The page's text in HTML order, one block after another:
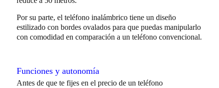
Por su parte, el teléfono inalámbrico tiene un diseño
estilizado con bordes ovalados para que puedas manipularlo
con comodidad en comparación a un teléfono convencional.
Funciones y autonomía
Antes de que te fijes en el precio de un teléfono